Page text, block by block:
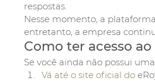
respostas.
Nesse momento, a
entretanto, a empresa
Como ter acesso ao
Se você ainda não possui
Vá até o site oficial do